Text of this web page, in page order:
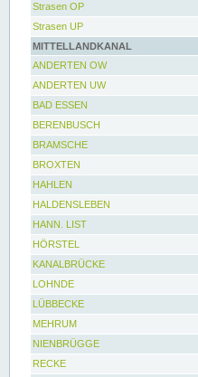
Strasen OP
Strasen UP
MITTELLANDKANAL
ANDERTEN OW
ANDERTEN UW
BAD ESSEN
BERENBUSCH
BRAMSCHE
BROXTEN
HAHLEN
HALDENSLEBEN
HANN. LIST
HÖRSTEL
KANALBRÜCKE
LOHNDE
LÜBBECKE
MEHRUM
NIENBRÜGGE
RECKE